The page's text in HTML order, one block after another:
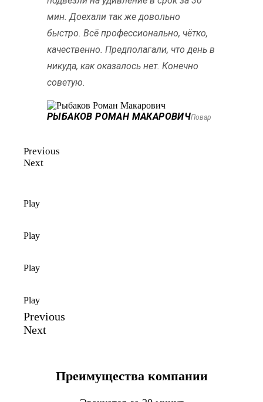
мин. Доехали так же довольно
быстро. Всё профессионально, чётко,
качественно. Предполагали, что день в
никуда, как оказалось нет. Конечно
советую.
РЫБАКОВ РОМАН МАКАРОВИЧПовар
Previous
Next
Play
Play
Play
Play
Previous
Next
Преимущества компании